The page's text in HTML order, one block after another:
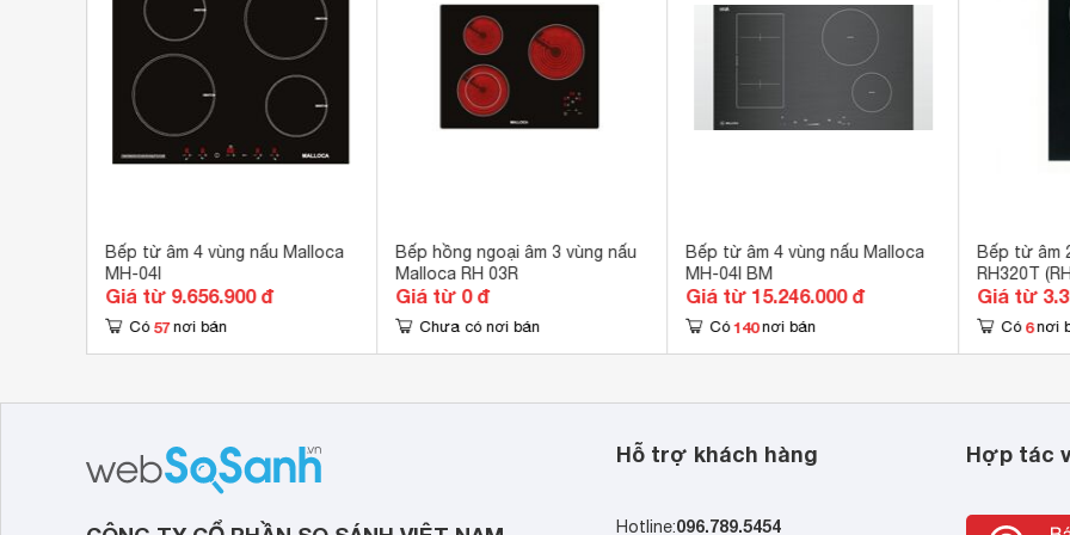
Bếp từ âm 4 vùng nấu Malloca
MH-04I
Giá từ 9.656.900 đ
Có 57 nơi bán
Bếp hồng ngoại âm 3 vùng nấu
Malloca RH 03R
Giá từ 0 đ
Chưa có nơi bán
Bếp từ âm 4 vùng nấu Malloca
MH-04I BM
Giá từ 15.246.000 đ
Có 140 nơi bán
Bếp từ âm
RH320T
Giá từ
Có 6 nơi
Hỗ trợ khách hàng
Hotline:096.789.5454
Hợp tác